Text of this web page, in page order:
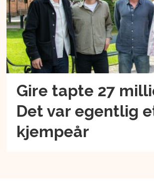
Gire tapte 27
Det var egentlig
kjempeår